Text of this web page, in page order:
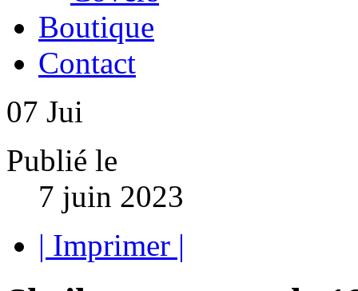
Boutique
Contact
07 Jui
Publié le
7 juin 2023
| Imprimer |